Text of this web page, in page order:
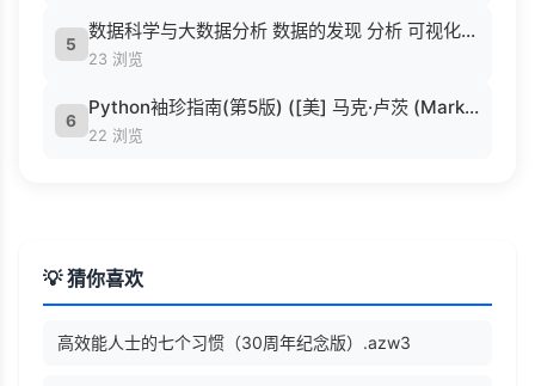
5
数据科学与大数据分析 数据的发现 分析 可视化与表示 ( etc.).epub
23 浏览
6
Python袖珍指南(第5版) ([美] 马克·卢茨 (Mark Lutz) 著 候荣涛 译).pdf
22 浏览
💡 猜你喜欢
高效能人士的七个习惯（30周年纪念版）.azw3